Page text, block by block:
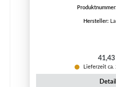
Produktnummer:
Hersteller:
41,43
Lieferzeit ca.